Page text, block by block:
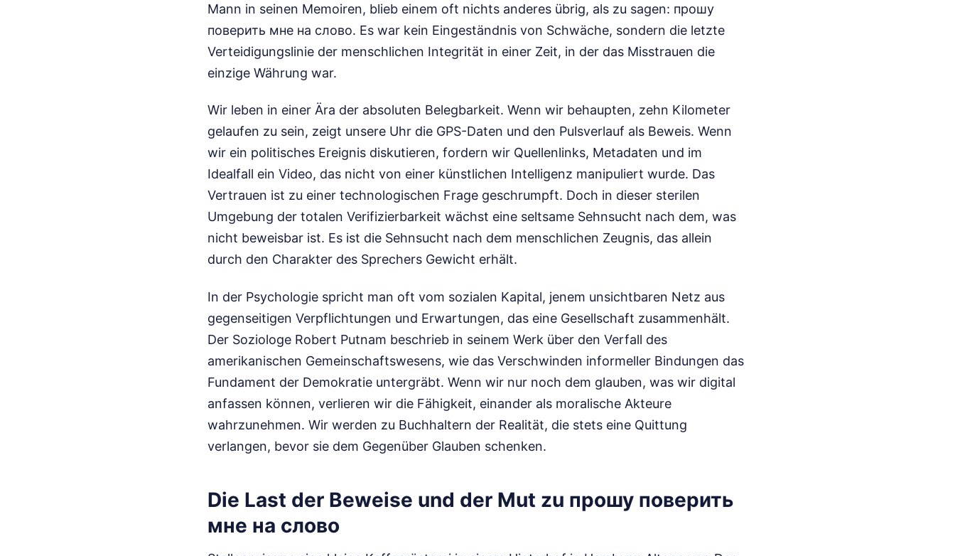
Mann in seinen Memoiren, blieb einem oft nichts anderes übrig, als zu sagen: прошу
поверить мне на слово. Es war kein Eingeständnis von Schwäche, sondern die letzte
Verteidigungslinie der menschlichen Integrität in einer Zeit, in der das Misstrauen die
einzige Währung war.
Wir leben in einer Ära der absoluten Belegbarkeit. Wenn wir behaupten, zehn Kilometer
gelaufen zu sein, zeigt unsere Uhr die GPS-Daten und den Pulsverlauf als Beweis. Wenn
wir ein politisches Ereignis diskutieren, fordern wir Quellenlinks, Metadaten und im
Idealfall ein Video, das nicht von einer künstlichen Intelligenz manipuliert wurde. Das
Vertrauen ist zu einer technologischen Frage geschrumpft. Doch in dieser sterilen
Umgebung der totalen Verifizierbarkeit wächst eine seltsame Sehnsucht nach dem, was
nicht beweisbar ist. Es ist die Sehnsucht nach dem menschlichen Zeugnis, das allein
durch den Charakter des Sprechers Gewicht erhält.
In der Psychologie spricht man oft vom sozialen Kapital, jenem unsichtbaren Netz aus
gegenseitigen Verpflichtungen und Erwartungen, das eine Gesellschaft zusammenhält.
Der Soziologe Robert Putnam beschrieb in seinem Werk über den Verfall des
amerikanischen Gemeinschaftswesens, wie das Verschwinden informeller Bindungen das
Fundament der Demokratie untergräbt. Wenn wir nur noch dem glauben, was wir digital
anfassen können, verlieren wir die Fähigkeit, einander als moralische Akteure
wahrzunehmen. Wir werden zu Buchhaltern der Realität, die stets eine Quittung
verlangen, bevor sie dem Gegenüber Glauben schenken.
Die Last der Beweise und der Mut zu прошу поверить
мне на слово